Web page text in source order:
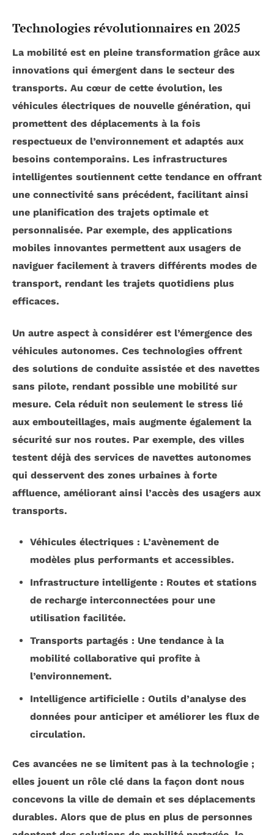
Technologies révolutionnaires en 2025
La mobilité est en pleine transformation grâce aux
innovations qui émergent dans le secteur des
transports. Au cœur de cette évolution, les
véhicules électriques de nouvelle génération, qui
promettent des déplacements à la fois
respectueux de l’environnement et adaptés aux
besoins contemporains. Les infrastructures
intelligentes soutiennent cette tendance en offrant
une connectivité sans précédent, facilitant ainsi
une planification des trajets optimale et
personnalisée. Par exemple, des applications
mobiles innovantes permettent aux usagers de
naviguer facilement à travers différents modes de
transport, rendant les trajets quotidiens plus
efficaces.
Un autre aspect à considérer est l’émergence des
véhicules autonomes. Ces technologies offrent
des solutions de conduite assistée et des navettes
sans pilote, rendant possible une mobilité sur
mesure. Cela réduit non seulement le stress lié
aux embouteillages, mais augmente également la
sécurité sur nos routes. Par exemple, des villes
testent déjà des services de navettes autonomes
qui desservent des zones urbaines à forte
affluence, améliorant ainsi l’accès des usagers aux
transports.
Véhicules électriques : L’avènement de
modèles plus performants et accessibles.
Infrastructure intelligente: Routes et stations
de recharge interconnectées pour une
utilisation facilitée.
Transports partagés : Une tendance à la
mobilité collaborative qui profite à
l’environnement.
Intelligence artificielle: Outils d’analyse des
données pour anticiper et améliorer les flux de
circulation.
Ces avancées ne se limitent pas à la technologie ;
elles jouent un rôle clé dans la façon dont nous
concevons la ville de demain et ses déplacements
durables. Alors que de plus en plus de personnes